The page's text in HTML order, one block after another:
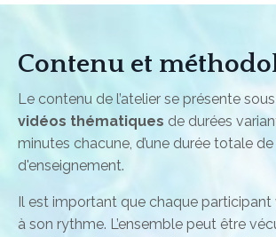
Contenu et
Le contenu de l’atelier se présente
vidéos thématiques de durées
minutes chacune, d’une durée totale de
d'enseignement.
Il est important que chaque participant
à son rythme. L’ensemble peut être